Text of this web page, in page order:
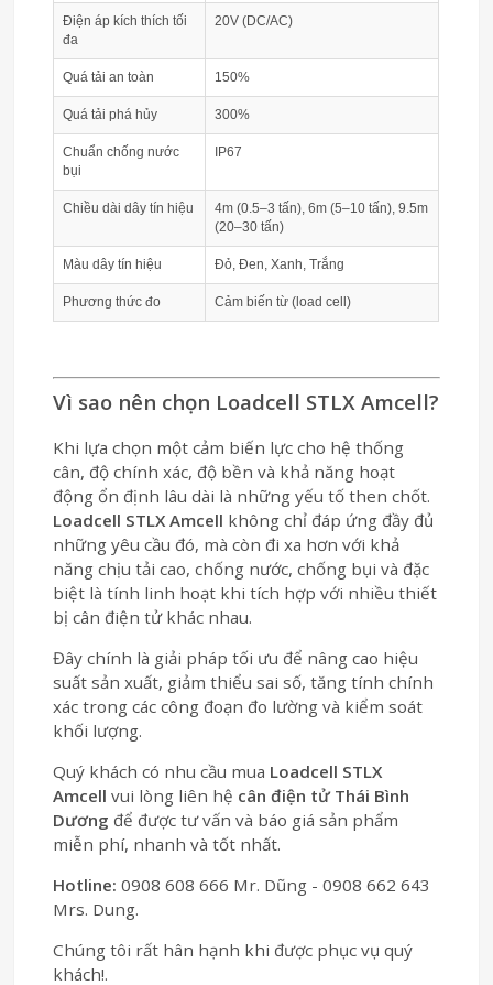
Điện áp kích thích tối
đa
20V (DC/AC)
Quá tải an toàn 150%
Quá tải phá hủy 300%
Chuẩn chống nước
bụi
IP67
Chiều dài dây tín hiệu
4m (0.5–3 tấn), 6m (5–10 tấn), 9.5m
(20–30 tấn)
Màu dây tín hiệu Đỏ, Đen, Xanh, Trắng
Phương thức đo Cảm biến từ (load cell)
Vì sao nên chọn Loadcell STLX Amcell?
Khi lựa chọn một cảm biến lực cho hệ thống
cân, độ chính xác, độ bền và khả năng hoạt
động ổn định lâu dài là những yếu tố then chốt.
Loadcell STLX Amcell không chỉ đáp ứng đầy đủ
những yêu cầu đó, mà còn đi xa hơn với khả
năng chịu tải cao, chống nước, chống bụi và đặc
biệt là tính linh hoạt khi tích hợp với nhiều thiết
bị cân điện tử khác nhau.
Đây chính là giải pháp tối ưu để nâng cao hiệu
suất sản xuất, giảm thiểu sai số, tăng tính chính
xác trong các công đoạn đo lường và kiểm soát
khối lượng.
Quý khách có nhu cầu mua Loadcell STLX
Amcellvui lòng liên hệ cân điện tử Thái Bình
Dương để được tư vấn và báo giá sản phẩm
miễn phí, nhanh và tốt nhất.
Hotline: 0908 608 666 Mr. Dũng - 0908 662 643
Mrs. Dung.
Chúng tôi rất hân hạnh khi được phục vụ quý
khách!.